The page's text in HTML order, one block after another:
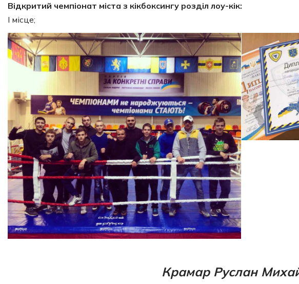
Відкритий чемпіонат міста з кікбоксингу розділ лоу-кік:
І місце;
Крамар Руслан